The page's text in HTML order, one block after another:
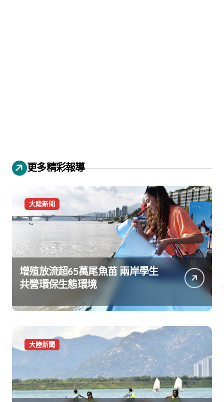
更多精彩報導
大陸新聞
增殖放流超65萬尾魚苗 兩岸學生
共營環保生態環境
大陸新聞